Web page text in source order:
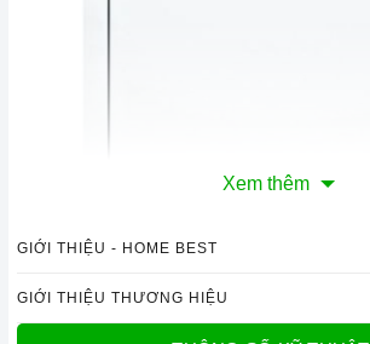
Xem thêm
GIỚI THIỆU - HOME BEST
GIỚI THIỆU THƯƠNG HIỆU